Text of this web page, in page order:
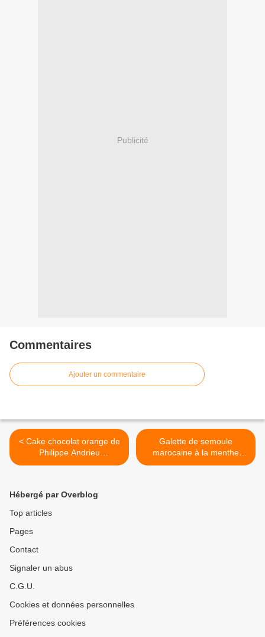
Publicité
Commentaires
Ajouter un commentaire
< Cake chocolat orange de
Philippe Andrieu
http://www.culinaireamoula.
andrieu-122260916.html
Galette de semoule
marocaine à la menthe
"Harcha"
Hébergé par Overblog
Top articles
Pages
Contact
Signaler un abus
C.G.U.
Cookies et données personnelles
Préférences cookies